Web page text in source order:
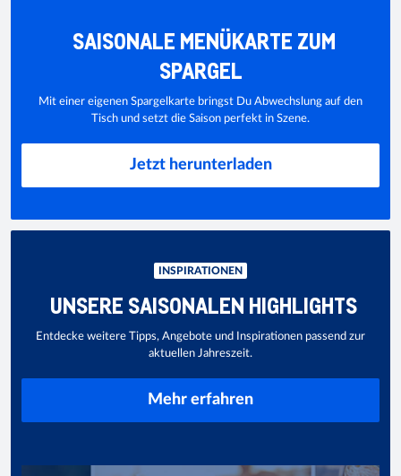
SAISONALE MENÜKARTE ZUM
SPARGEL
Mit einer eigenen Spargelkarte bringst Du Abwechslung auf den
Tisch und setzt die Saison perfekt in Szene.
Jetzt herunterladen
INSPIRATIONEN
UNSERE SAISONALEN HIGHLIGHTS
Entdecke weitere Tipps, Angebote und Inspirationen passend zur
aktuellen Jahreszeit.
Mehr erfahren